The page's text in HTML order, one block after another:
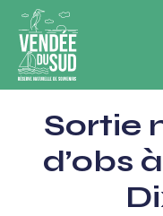
Vendée
naturelle
Sortie
d’obs